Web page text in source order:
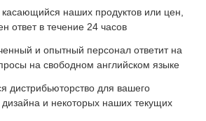
наших продуктов или цен,
ответ в течение 24 часов
и опытный персонал ответит на
на свободном английском языке
дистрибьюторство для вашего
дизайна и некоторых наших текущих